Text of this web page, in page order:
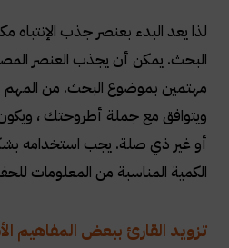
لذا يعد البدء بعنصر جذب الإنتباه
البحث. يمكن أن يجذب العنصر
مهتمين بموضوع البحث. من المهم
ويتوافق مع جملة أطروحتك ،
أو غير ذي صلة. يجب استخدامه
الكمية المناسبة من المعلومات
تزويد القارئ ببعض المفاهيم